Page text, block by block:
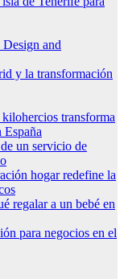
and
y la transformación
transforma
un servicio de
hogar redefine la
regalar a un bebé en
para negocios en el